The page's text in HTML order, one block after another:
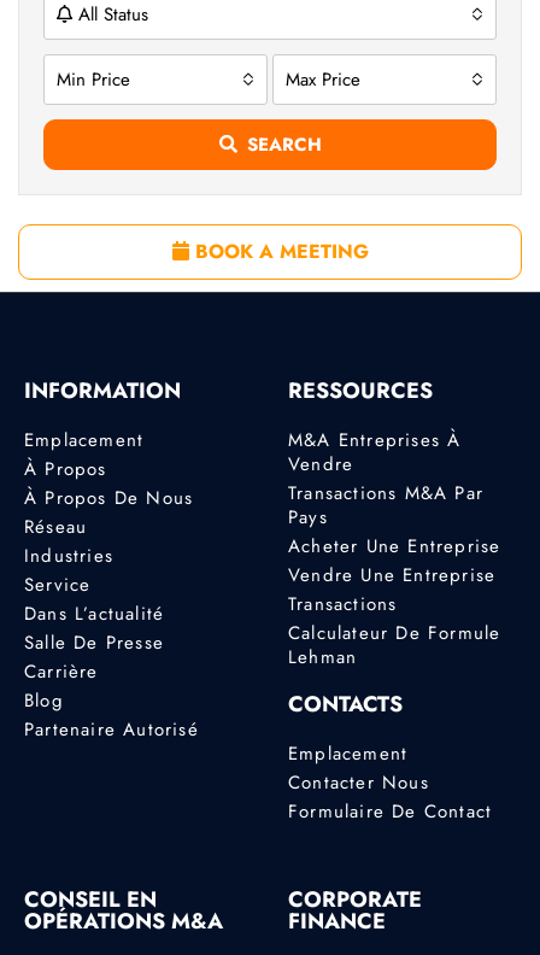
All Status
Min Price Max Price
SEARCH
BOOK A MEETING
INFORMATION
Emplacement
À Propos
À Propos De Nous
Réseau
Industries
Service
Dans L’actualité
Salle De Presse
Carrière
Blog
Partenaire Autorisé
RESSOURCES
M&A Entreprises À
Vendre
Transactions M&A Par
Pays
Acheter Une Entreprise
Vendre Une Entreprise
Transactions
Calculateur De Formule
Lehman
CONTACTS
Emplacement
Contacter Nous
Formulaire De Contact
CONSEIL EN
OPÉRATIONS M&A
CORPORATE
FINANCE